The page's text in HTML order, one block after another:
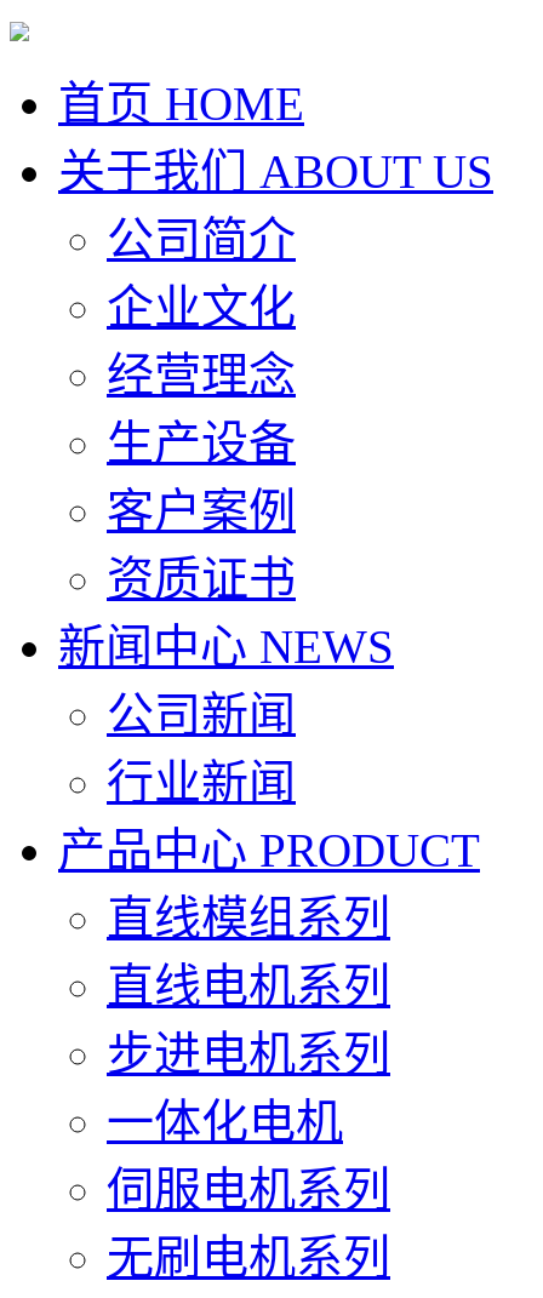
首页 HOME
关于我们
ABOUT US
公司简介
企业文化
经营理念
生产设备
客户案例
资质证书
新闻中心 NEWS
公司新闻
行业新闻
产品中心 PRODUCT
直线模组系列
直线电机系列
步进电机系列
一体化电机
伺服电机系列
无刷电机系列